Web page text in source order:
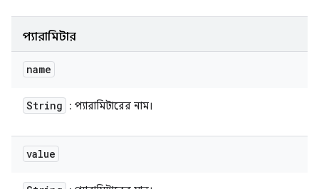
প্যারামিটার
name
String : প্যারামিটারের নাম।
value